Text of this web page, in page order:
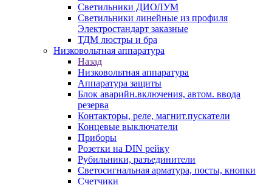
Светильники ДИОЛУМ
Светильники линейные из профиля
Электростандарт заказные
ТДМ люстры и бра
Низковольтная аппаратура
Назад
Низковольтная аппаратура
Аппаратура защиты
Блок аварийн.включения, автом. ввода
резерва
Контакторы, реле, магнит.пускатели
Концевые выключатели
Приборы
Розетки на DIN рейку
Рубильники, разъединители
Светосигнальная арматура, посты, кнопки
Счетчики